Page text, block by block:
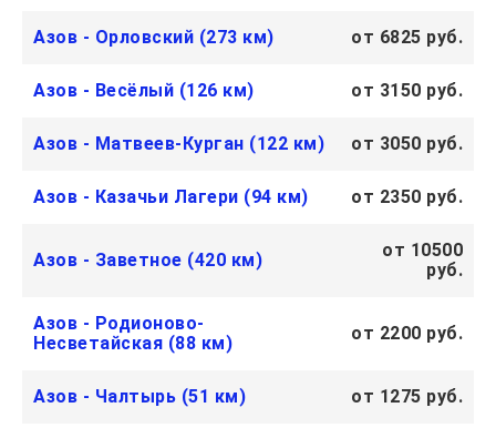
Азов - Орловский (273 км) от 6825 руб.
Азов - Весёлый (126 км) от 3150 руб.
Азов - Матвеев-Курган (122 км) от 3050 руб.
Азов - Казачьи Лагери (94 км) от 2350 руб.
Азов - Заветное (420 км)
от 10500
руб.
Азов - Родионово-
Несветайская (88 км)
от 2200 руб.
Азов - Чалтырь (51 км) от 1275 руб.